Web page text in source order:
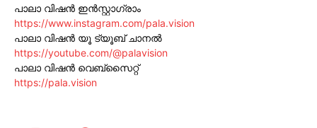
പാലാ വിഷൻ ഇൻസ്റ്റാഗ്രാം
https://www.instagram.com/pala.vision
പാലാ വിഷൻ യൂ ട്യൂബ് ചാനൽ
https://youtube.com/@palavision
പാലാ വിഷൻ വെബ്സൈറ്റ്
https://pala.vision